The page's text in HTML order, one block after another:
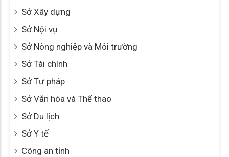
Sở Xây dựng
Sở Nội vụ
Sở Nông nghiệp và Môi trường
Sở Tài chính
Sở Tư pháp
Sở Văn hóa và Thể thao
Sở Du lịch
Sở Y tế
Công an tỉnh